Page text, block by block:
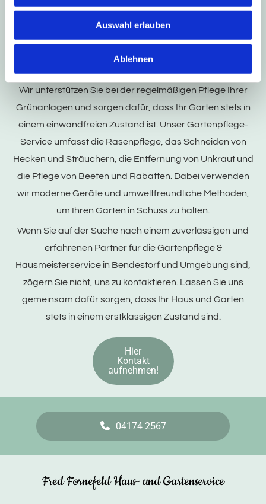
Auswahl erlauben
Ablehnen
Gartenpflege und Instandhaltung in der Nähe
von Bendestorf
Ein gepflegter Garten trägt maßgeblich zum
Wohlbefinden bei und erhöht den Wert Ihrer Immobilie.
Wir unterstützen Sie bei der regelmäßigen Pflege Ihrer
Grünanlagen und sorgen dafür, dass Ihr Garten stets in
einem einwandfreien Zustand ist. Unser Gartenpflege-
Service umfasst die Rasenpflege, das Schneiden von
Hecken und Sträuchern, die Entfernung von Unkraut und
die Pflege von Beeten und Rabatten. Dabei verwenden
wir moderne Geräte und umweltfreundliche Methoden,
um Ihren Garten in Schuss zu halten.
Wenn Sie auf der Suche nach einem zuverlässigen und
erfahrenen Partner für die Gartenpflege &
Hausmeisterservice in Bendestorf und Umgebung sind,
zögern Sie nicht, uns zu kontaktieren. Lassen Sie uns
gemeinsam dafür sorgen, dass Ihr Haus und Garten
stets in einem erstklassigen Zustand sind.
Hier
Kontakt
aufnehmen!
04174 2567
Fred Fornefeld Haus- und Gartenservice